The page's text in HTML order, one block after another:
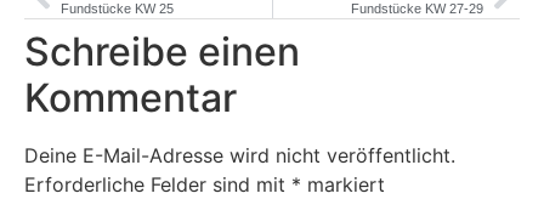
Fundstücke KW 25 Fundstücke KW 27-29
Schreibe einen
Kommentar
Deine E-Mail-Adresse wird nicht veröffentlicht.
Erforderliche Felder sind mit * markiert